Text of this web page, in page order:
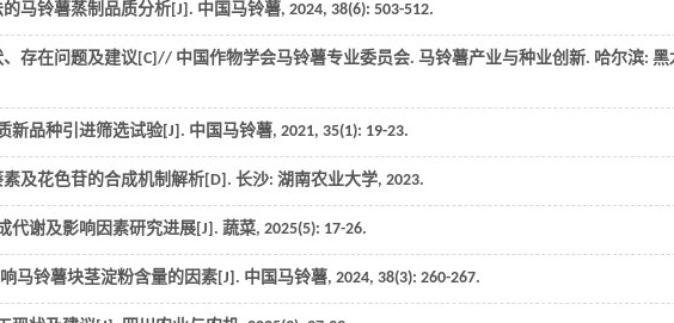
马铃薯蒸制品质分析[J]. 中国马铃薯, 2024, 38(6): 503-512.
、存在问题及建议[C]// 中国作物学会马铃薯专业委员会. 马铃薯产业与种业创新. 哈尔滨: 黑
新品种引进筛选试验[J]. 中国马铃薯, 2021, 35(1): 19-23.
及花色苷的合成机制解析[D]. 长沙: 湖南农业大学, 2023.
代谢及影响因素研究进展[J]. 蔬菜, 2025(5): 17-26.
马铃薯块茎淀粉含量的因素[J]. 中国马铃薯, 2024, 38(3): 260-267.